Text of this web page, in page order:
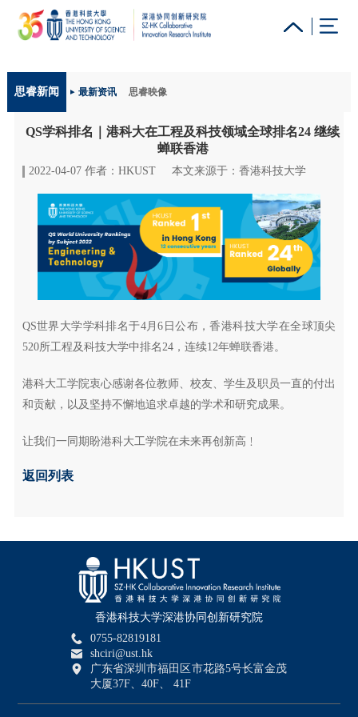
更多科大概览
科大新闻 学术部门索引
校园地图及指南 工作@科大 教授简录 认识科大
思睿新闻 最新资讯 思睿映像
QS学科排名｜港科大在工程及科技领域全球排名24 继续
蝉联香港
2022-04-07 作者：HKUST 本文来源于：香港科技大学
QS世界大学学科排名于4月6日公布，香港科技大学在全球顶尖
520所工程及科技大学中排名24，连续12年蝉联香港。
港科大工学院衷心感谢各位教师、校友、学生及职员一直的付出
和贡献，以及坚持不懈地追求卓越的学术和研究成果。
让我们一同期盼港科大工学院在未来再创新高﹗
返回列表
香港科技大学深港协同创新研究院
0755-82819181
shciri@ust.hk
广东省深圳市福田区市花路5号长富金茂
大厦37F、40F、 41F